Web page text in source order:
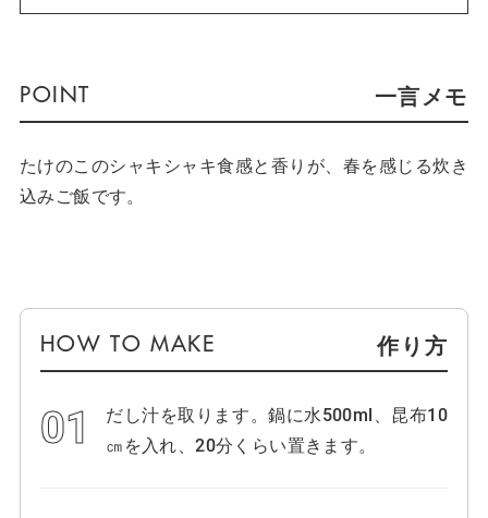
一言メモ
たけのこのシャキシャキ食感と香りが、春を感じる炊き
込みご飯です。
作り方
だし汁を取ります。鍋に水500ml、昆布10
㎝を入れ、20分くらい置きます。